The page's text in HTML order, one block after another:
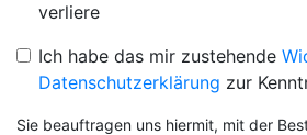
verliere
Ich habe das mir zustehende
Datenschutzerklärung zur
Sie beauftragen uns hiermit, mit der